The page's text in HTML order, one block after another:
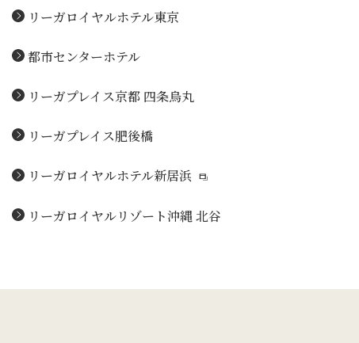
リーガロイヤルホテル東京
都市センターホテル
リーガプレイス京都 四条烏丸
リーガプレイス肥後橋
リーガロイヤルホテル新居浜
リーガロイヤルリゾート沖縄 北谷